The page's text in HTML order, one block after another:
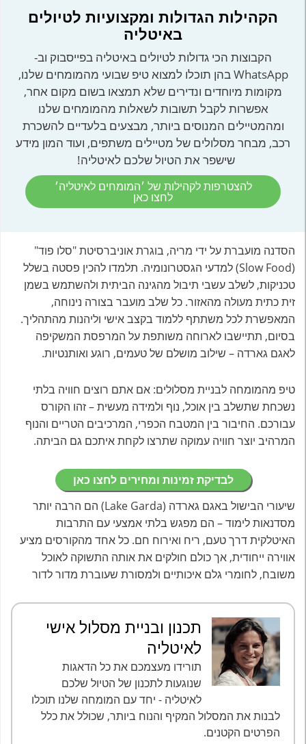
הקהילות הגדולות ומקצועיות לטיולים
באיטליה
הקבוצות הכי גדולות לטיולים באיטליה בפייסבוק וב-
WhatsApp בהן תוכלו למצוא טיפ שבועי מהמומחים שלנו,
מקומות מיוחדים ונדירים שלא תמצאו בשום מקום אחר,
אפשרות לקבל תשובות לשאלות מהמומחים שלנו
ומהמטיילים המנוסים ביותר, מבצעים בלעדיים להשכרת
רכב, מבחר מסלולים של מטיילים משתפים, ועוד המון מידע
שישפר את הטיול שלכם לאיטליה!
להצטרפות לקהילות של ׳המומחים לאיטליה׳
לחצו כאן
הסדנה מועברת על ידי מריה, בוגרת אוניברסיטת "סלו פוד"
(Slow Food) למדעי הגסטרונומיה. תלמדו להכין פסטה בשלל
טכניקות, לשלב עשבי תיבול מהגינה הביתית ולהשתמש בשמן
זית כתית מעולה מהאזור. כל שלב מועבר בצורה נינוחה,
המאפשרת לכל משתתף ללמוד בקצב אישי וליהנות מהתהליך.
בסיום, תתיישבו לארוחה משותפת על המרפסת המשקיפה
לאגם גארדה – שילוב מושלם של טעמים, רוגע ואותנטיות.
טיפ מהמומחה לבניית מסלולים: אם אתם רוצים חוויה בלתי
נשכחת שתשלב בין אוכל, נוף ולמידה מעשית – זהו הקורס
עבורכם. החיבור בין המטבח הכפרי, המרכיבים הטריים והנוף
המרהיב יוצר חוויה עמוקה שתרצו לקחת איתכם גם הביתה.
לבדיקת זמינות ומחירים לחצו כאן
שיעורי הבישול באגם גארדה (Lake Garda) הם הרבה יותר
מסדנאות לימוד – הם מפגש בלתי אמצעי עם התרבות
האיטלקית דרך טעם, ריח ואירוח חם. כל אחד מהקורסים מציע
אווירה ייחודית, אך כולם חולקים את אותה התשוקה לאוכל
משובח, לחומרי גלם איכותיים ולמסורת שעוברת מדור לדור
תכנון ובניית מסלול אישי
לאיטליה
תורידו מעצמכם את כל הדאגות
שנוגעות לתכנון של הטיול שלכם
לאיטליה - יחד עם המומחה שלנו תוכלו
לבנות את המסלול המקיף והנוח ביותר, שכולל את כלל
הפרטים הקטנים.